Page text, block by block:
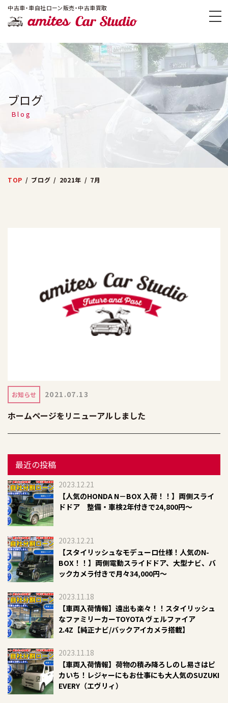
!-- Google Tag Manager -->
中古車・車自社ローン販売・中古車買取
amites Car
ブログ
Blog
TOP ブログ 2021年 7月
お知らせ 2021.07.13
ホームページをリニューアルしました
最近の投稿
2023.12.21
【人気のHONDA N－BOX 入荷！！】両側スライ
ドドア 整備・車検2年付きで24,800円～
2023.12.21
​【スタイリッシュなモデューロ仕様！人気のN-
BOX！！】両側電動スライドドア、大型ナビ、バ
ックカメラ付きで月々34,000円～​​
2023.11.18
【車両入荷情報】遠出も楽々！！スタイリッシュ
なファミリーカーTOYOTA ヴェルファイア
2.4Z【純正ナビ/バックアイカメラ搭載】
2023.11.18
【車両入荷情報】荷物の積み降ろしのし易さはピ
カいち！レジャーにもお仕事にも大人気のSUZUKI
EVERY（エヴリィ）